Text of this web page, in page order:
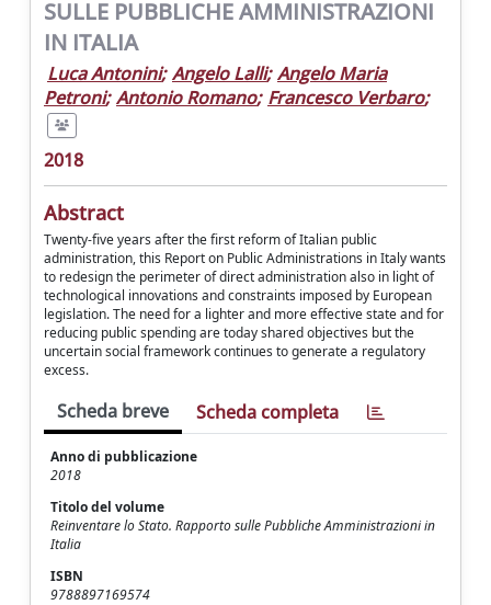
SULLE PUBBLICHE AMMINISTRAZIONI
IN ITALIA
Luca Antonini; Angelo Lalli; Angelo Maria
Petroni; Antonio Romano; Francesco Verbaro;
2018
Abstract
Twenty-five years after the first reform of Italian public
administration, this Report on Public Administrations in Italy wants
to redesign the perimeter of direct administration also in light of
technological innovations and constraints imposed by European
legislation. The need for a lighter and more effective state and for
reducing public spending are today shared objectives but the
uncertain social framework continues to generate a regulatory
excess.
Scheda breve Scheda completa
Anno di pubblicazione
2018
Titolo del volume
Reinventare lo Stato. Rapporto sulle Pubbliche Amministrazioni in
Italia
ISBN
9788897169574